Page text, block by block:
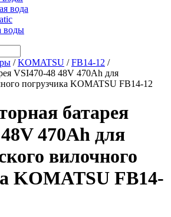
вода
воды
/KOMATSU /FB14-12 /
VSI470-48 48V 470Ah для
погрузчика KOMATSU FB14-12
батарея
470Ah для
вилочного
KOMATSU FB14-